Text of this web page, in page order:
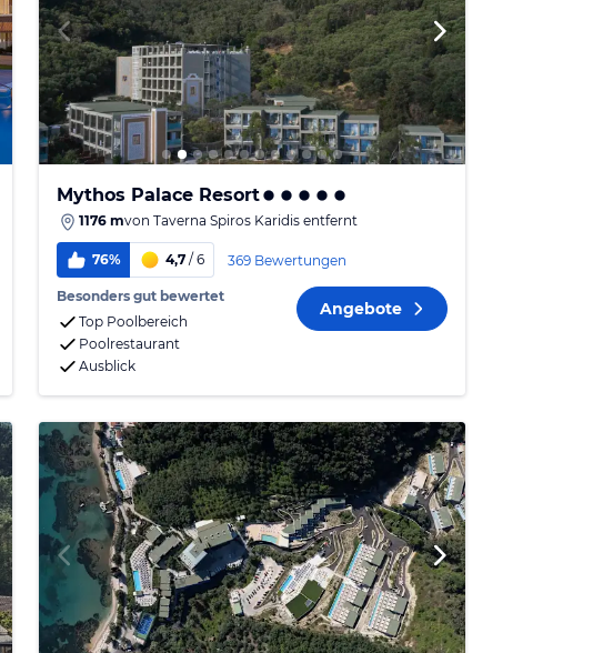
Mythos Palace Resort
1176 mvon Taverna Spiros Karidis entfernt
76% 4,7 / 6 369 Bewertungen
Besonders gut bewertet
Top Poolbereich
Poolrestaurant
Ausblick
Angebote